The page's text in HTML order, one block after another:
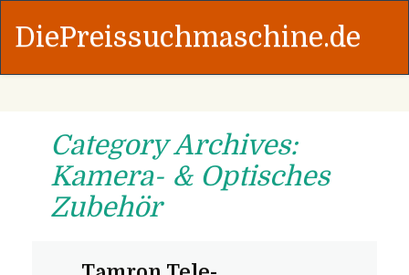
DiePreissuchmaschine.de
Category Archives:
Kamera- & Optisches
Zubehör